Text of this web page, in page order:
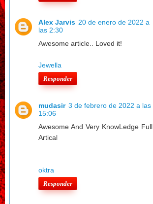
Alex Jarvis 20 de enero de 2022 a
las 2:30
Awesome article.. Loved it!
Jewella
Responder
mudasir 3 de febrero de 2022 a las
15:06
Awesome And Very KnowLedge Full
Artical
oktra
Responder